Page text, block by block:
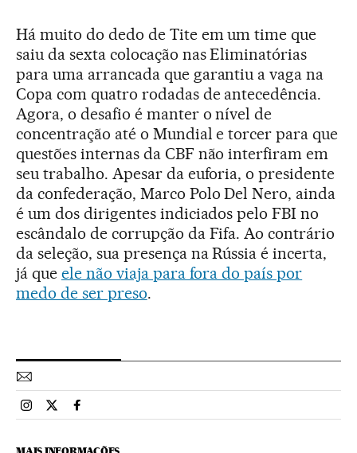
Há muito do dedo de Tite em um time que
saiu da sexta colocação nas Eliminatórias
para uma arrancada que garantiu a vaga na
Copa com quatro rodadas de antecedência.
Agora, o desafio é manter o nível de
concentração até o Mundial e torcer para que
questões internas da CBF não interfiram em
seu trabalho. Apesar da euforia, o presidente
da confederação, Marco Polo Del Nero, ainda
é um dos dirigentes indiciados pelo FBI no
escândalo de corrupção da Fifa. Ao contrário
da seleção, sua presença na Rússia é incerta,
já que ele não viaja para fora do país por
medo de ser preso.
Esportes El País Brasil en Instagram
Esportes El País Brasil en Twitter
Esportes El País Brasil en Facebook